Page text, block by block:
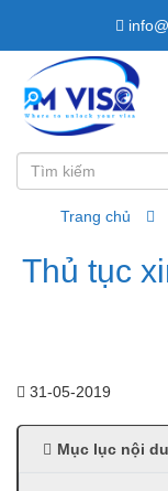
Trang chủ
Thủ tục
31-05-2019
Mục lục nội